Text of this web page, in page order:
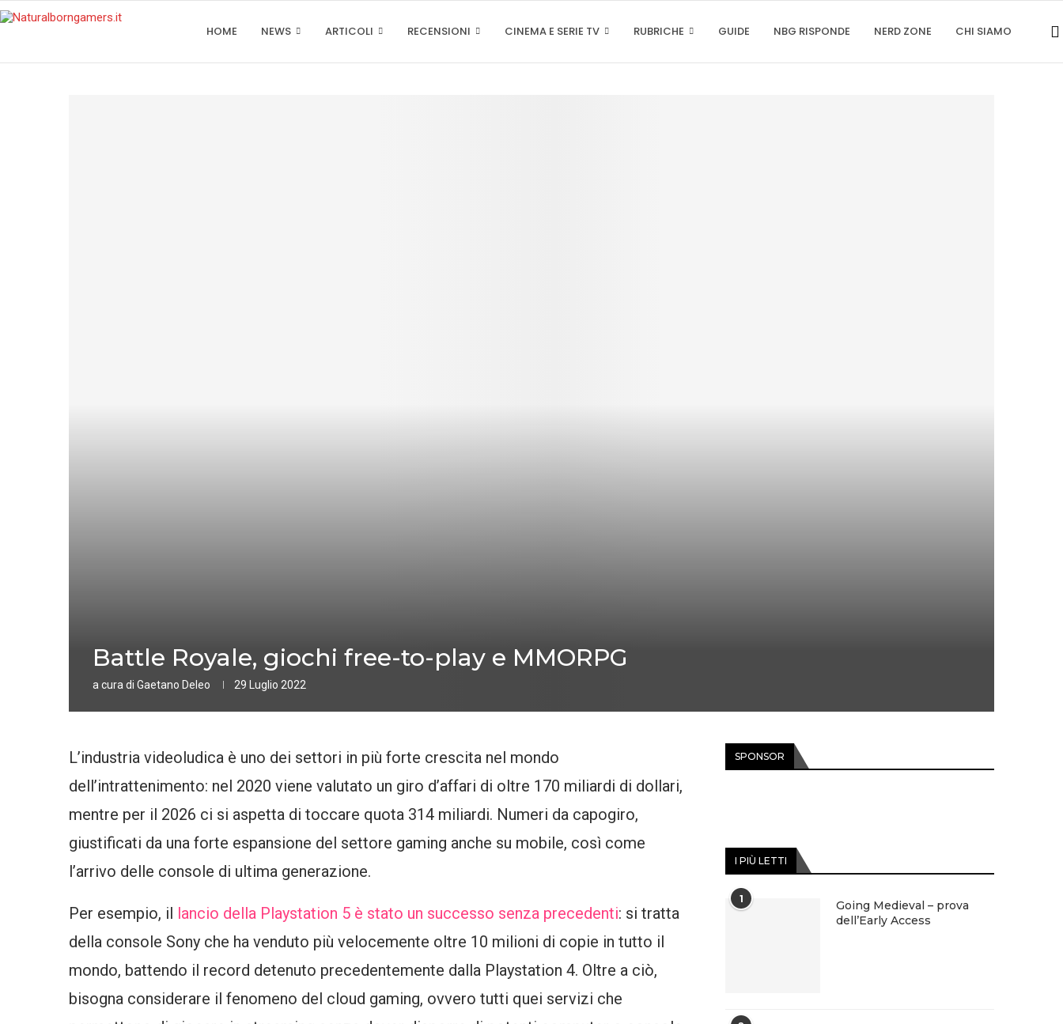
HOME NEWS ARTICOLI RECENSIONI CINEMA E SERIE TV RUBRICHE GUIDE NBG RISPONDE NERD ZONE CHI SIAMO
Battle Royale, giochi free-to-play e MMORPG
a cura di Gaetano Deleo 29 Luglio 2022
L’industria videoludica è uno dei settori in più forte crescita nel mondo
dell’intrattenimento: nel 2020 viene valutato un giro d’affari di oltre 170 miliardi di dollari,
mentre per il 2026 ci si aspetta di toccare quota 314 miliardi. Numeri da capogiro,
giustificati da una forte espansione del settore gaming anche su mobile, così come
l’arrivo delle console di ultima generazione.
Per esempio, il lancio della Playstation 5 è stato un successo senza precedenti: si tratta
della console Sony che ha venduto più velocemente oltre 10 milioni di copie in tutto il
mondo, battendo il record detenuto precedentemente dalla Playstation 4. Oltre a ciò,
bisogna considerare il fenomeno del cloud gaming, ovvero tutti quei servizi che
SPONSOR
I PIÙ LETTI
1
Going Medieval – prova
dell’Early Access